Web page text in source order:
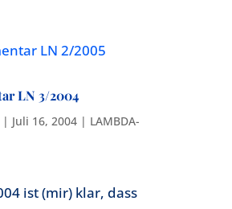
LN 3/2004
Juli 16, 2004| LAMBDA-
ist (mir) klar, dass